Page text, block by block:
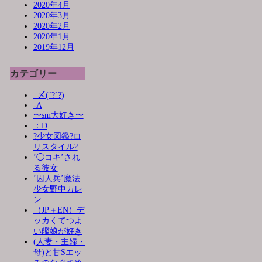
2020年4月
2020年3月
2020年2月
2020年1月
2019年12月
カテゴリー
_〆(´?`?)
-A
〜sm大好き〜
：D
?少女図鑑?ロ
リスタイル?
’◯コキ’され
る彼女
’囚人兵’魔法
少女野中カレ
ン
（JP＋EN）デ
ッカくてつよ
い艦娘が好き
(人妻・主婦・
母)と甘Sエッ